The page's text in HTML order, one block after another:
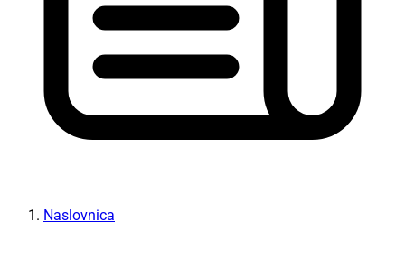
Naslovnica